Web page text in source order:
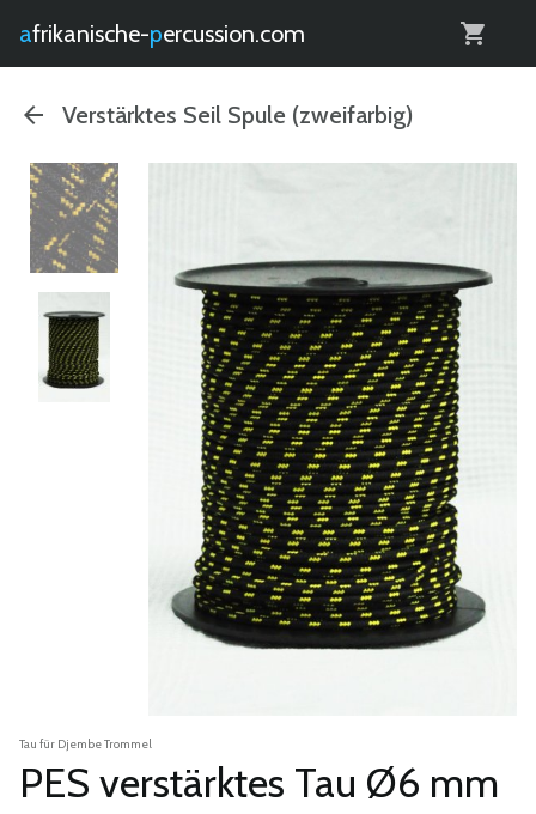
afrikanische- percussion.com
Verstärktes Seil Spule (zweifarbig)
Tau für Djembe Trommel
PES verstärktes Tau Ø6 mm